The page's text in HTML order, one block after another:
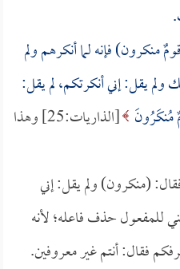
منكرون) فإنه لما أنكرهم ولم
يقل: إني أنكرتكم، لم يقل:
مُنكَرُونَ
[الذاريات:25] وهذا
(منكرون) ولم يقل: إني
للمفعول حذف فاعله؛ لأنه
فقال: أنتم غير معروفين.